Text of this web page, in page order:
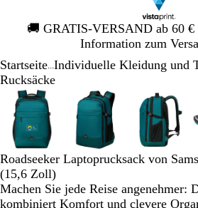
🚚 GRATIS-VERSAND ab 60
Information zum
Galeriebild
1
Startseite Individuelle Kleidung und
Rucksäcke
Vergrößer-/verkleinerbares
Bild
Zoom
auf
Minimum
Klicken
zum
Vergrößern
Verwenden
Sie
die
Tasten
+
und
-
zum
Vergrößer-/
Bild
Zoom
auf
Minimum
Klicken
zum
Vergrößern
Verwenden
Sie
die
Tasten
+
und
-
zum
Bild
Zoom
auf
Klicken
zum
Sie
die
Tasten
+
-
zum
Galeriebild
von
Roadseeker Laptoprucksack von
(15,6 Zoll)
Machen Sie jede Reise angenehmer:
kombiniert Komfort und clevere